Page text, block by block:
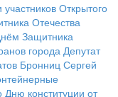
Открытого
Отечества
Защитника
города Депутат
Бронниц Сергей
Дню конституции от